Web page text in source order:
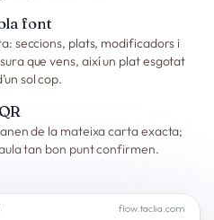
font
seccions, plats, modificadors i
que vens, així un plat esgotat
sol cop.
de la mateixa carta exacta;
tan bon punt confirmen.
flow.taclia.com